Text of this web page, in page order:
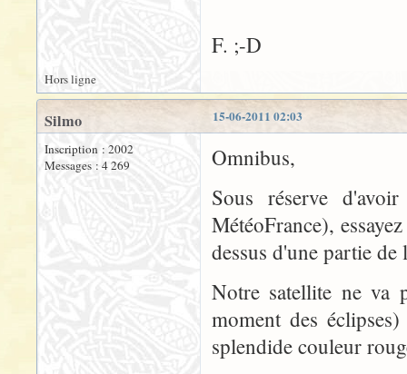
F. ;-D
Hors ligne
15-06-2011 02:03
Silmo
Inscription : 2002
Messages : 4 269
Omnibus,
Sous réserve
MétéoFrance),
dessus d'une partie de
Notre satellite ne va
moment des
splendide couleur